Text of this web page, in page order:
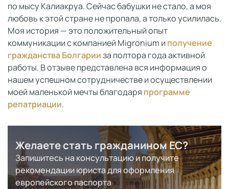
по мысу Калиакруа. Сейчас бабушки не стало, а моя
любовь к этой стране не пропала, а только усилилась.
Моя история — это положительный опыт
коммуникации с компанией Migronium и получение
гражданства Болгарииза полтора года активной
работы. В отзыве представлена вся информация о
нашем успешном сотрудничестве и осуществлении
моей маленькой мечты благодаря программе
репатриации.
Желаете стать гражданином ЕС?
Запишитесь на консультацию и получите
рекомендации юриста для оформления
европейского паспорта